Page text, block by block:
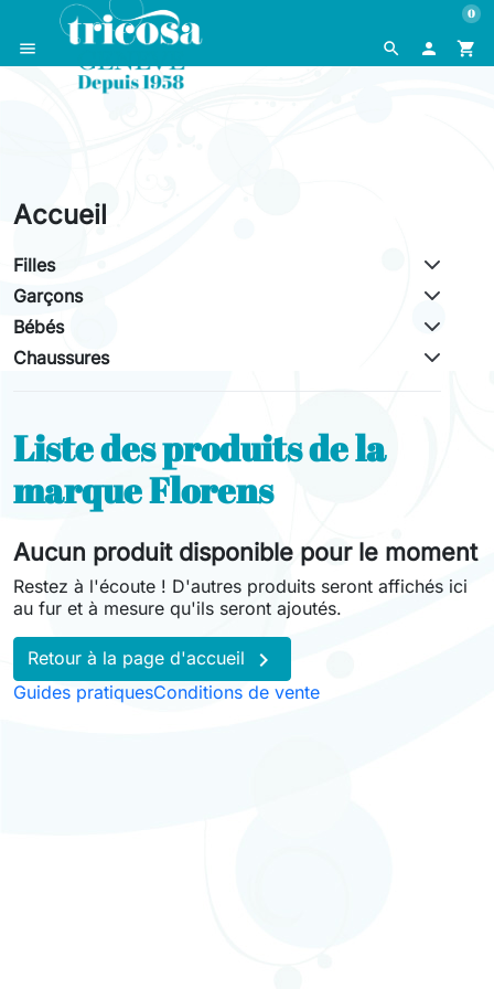
search
menu  shopping_cart
0
Accueil
Filles
Garçons
Bébés
Chaussures
Liste des produits de la
marque Florens
Aucun produit disponible pour le moment
Restez à l'écoute ! D'autres produits seront affichés ici
au fur et à mesure qu'ils seront ajoutés.
Retour à la page d'accueil 
Guides pratiquesConditions de vente